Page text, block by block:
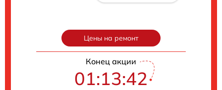
Цены на ремонт
Конец акции
01:13:41